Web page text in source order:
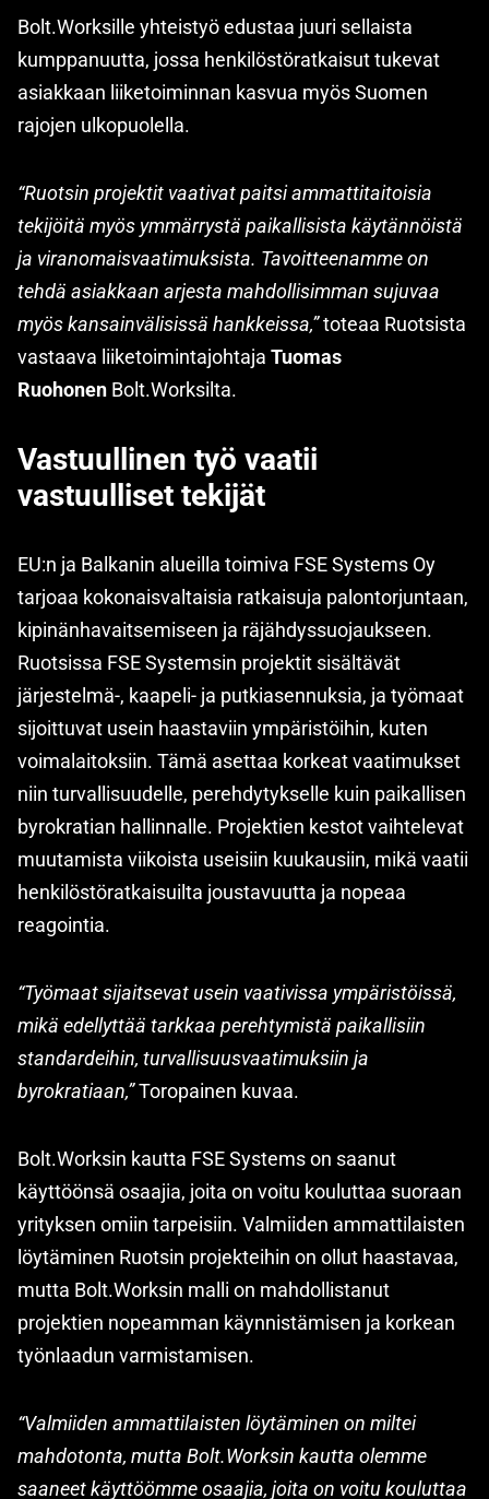
Bolt.Worksille yhteistyö edustaa juuri sellaista
kumppanuutta, jossa henkilöstöratkaisut tukevat
asiakkaan liiketoiminnan kasvua myös Suomen
rajojen ulkopuolella.
“Ruotsin projektit vaativat paitsi ammattitaitoisia
tekijöitä myös ymmärrystä paikallisista käytännöistä
ja viranomaisvaatimuksista. Tavoitteenamme on
tehdä asiakkaan arjesta mahdollisimman sujuvaa
myös kansainvälisissä hankkeissa,”toteaa Ruotsista
vastaava liiketoimintajohtaja Tuomas
Ruohonen Bolt.Worksilta.
Vastuullinen työ vaatii
vastuulliset tekijät
EU:n ja Balkanin alueilla toimiva FSE Systems Oy
tarjoaa kokonaisvaltaisia ratkaisuja palontorjuntaan,
kipinänhavaitsemiseen ja räjähdyssuojaukseen.
Ruotsissa FSE Systemsin projektit sisältävät
järjestelmä-, kaapeli- ja putkiasennuksia, ja työmaat
sijoittuvat usein haastaviin ympäristöihin, kuten
voimalaitoksiin. Tämä asettaa korkeat vaatimukset
niin turvallisuudelle, perehdytykselle kuin paikallisen
byrokratian hallinnalle. Projektien kestot vaihtelevat
muutamista viikoista useisiin kuukausiin, mikä vaatii
henkilöstöratkaisuilta joustavuutta ja nopeaa
reagointia.
“Työmaat sijaitsevat usein vaativissa ympäristöissä,
mikä edellyttää tarkkaa perehtymistä paikallisiin
standardeihin, turvallisuusvaatimuksiin ja
byrokratiaan,”Toropainen kuvaa.
Bolt.Worksin kautta FSE Systems on saanut
käyttöönsä osaajia, joita on voitu kouluttaa suoraan
yrityksen omiin tarpeisiin. Valmiiden ammattilaisten
löytäminen Ruotsin projekteihin on ollut haastavaa,
mutta Bolt.Worksin malli on mahdollistanut
projektien nopeamman käynnistämisen ja korkean
työnlaadun varmistamisen.
“Valmiiden ammattilaisten löytäminen on miltei
mahdotonta, mutta Bolt.Worksin kautta olemme
saaneet käyttöömme osaajia, joita on voitu kouluttaa